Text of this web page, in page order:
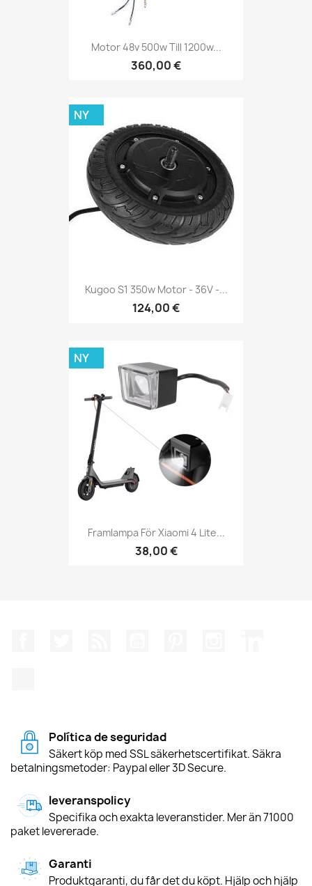
Motor 48v 500w Till 1200w...
360,00 €
Kugoo S1 350w Motor - 36V -...
124,00 €
NY
Framlampa För Xiaomi 4 Lite...
38,00 €
NY
Política de seguridad
Säkert köp med SSL säkerhetscertifikat. Säkra
betalningsmetoder: Paypal eller 3D Secure.
leveranspolicy
Specifika och exakta leveranstider. Mer än 71000
paket levererade.
Garanti
Produktgaranti, du får det du köpt. Hjälp och hjälp